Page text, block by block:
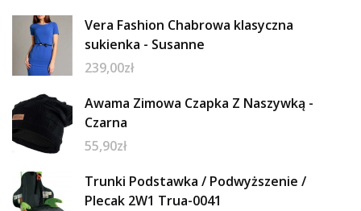
Vera Fashion Chabrowa klasyczna
sukienka - Susanne
239,00zł
Awama Zimowa Czapka Z Naszywką -
Czarna
55,90zł
Trunki Podstawka / Podwyższenie /
Plecak 2W1 Trua-0041